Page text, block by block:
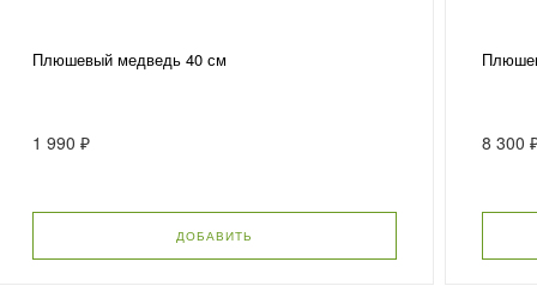
Плюшевый медведь 40 см
1 990 ₽
ДОБАВИТЬ
8 300